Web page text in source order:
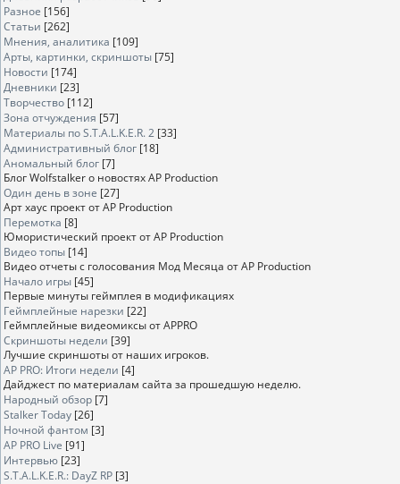
Разное [156]
Статьи [262]
Мнения, аналитика [109]
Арты, картинки, скриншоты [75]
Новости [174]
Дневники [23]
Творчество [112]
Зона отчуждения [57]
Материалы по S.T.A.L.K.E.R. 2 [33]
Административный блог [18]
Аномальный блог [7]
Блог Wolfstalker о новостях AP Production
Один день в зоне [27]
Арт хаус проект от AP Production
Перемотка [8]
Юмористический проект от AP Production
Видео топы [14]
Видео отчеты с голосования Мод Месяца от AP Production
Начало игры [45]
Первые минуты геймплея в модификациях
Геймплейные нарезки [22]
Геймплейные видеомиксы от APPRO
Скриншоты недели [39]
Лучшие скриншоты от наших игроков.
AP PRO: Итоги недели [4]
Дайджест по материалам сайта за прошедшую неделю.
Народный обзор [7]
Stalker Today [26]
Ночной фантом [3]
AP PRO Live [91]
Интервью [23]
S.T.A.L.K.E.R.: DayZ RP [3]